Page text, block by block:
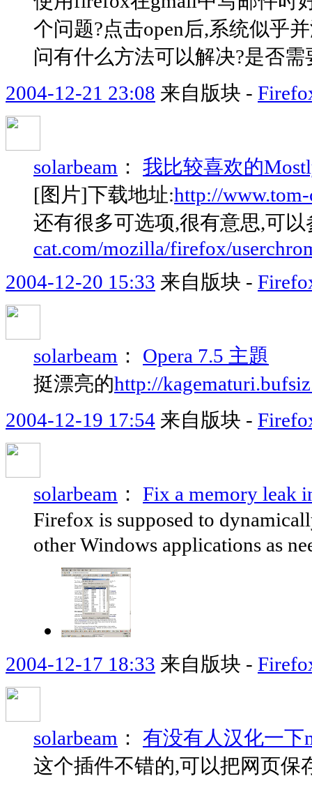
个问题?点击open后,系统似乎
问有什么方法可以解决?是否需
2004-12-21 23:08 来自版块 -
solarbeam ： 我比较喜欢的
[图片]下载地址:http://
还有很多可选项,很有意思,可以
cat.com/mozilla/firefox/
2004-12-20 15:33 来自版块 -
solarbeam ： Opera 7.5 主題
挺漂亮的http://
2004-12-19 17:54 来自版块 -
solarbeam ： Fix a memory leak
Firefox is supposed to
other Windows applications as
2004-12-17 18:33 来自版块 -
solarbeam ： 有没有人汉化一下
这个插件不错的,可以把网页保